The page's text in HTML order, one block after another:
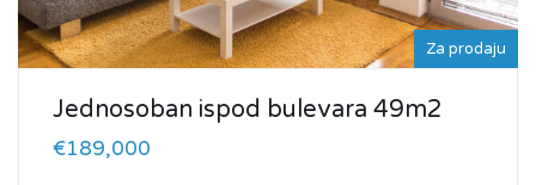
Za prodaju
Jednosoban ispod bulevara 49m2
€189,000